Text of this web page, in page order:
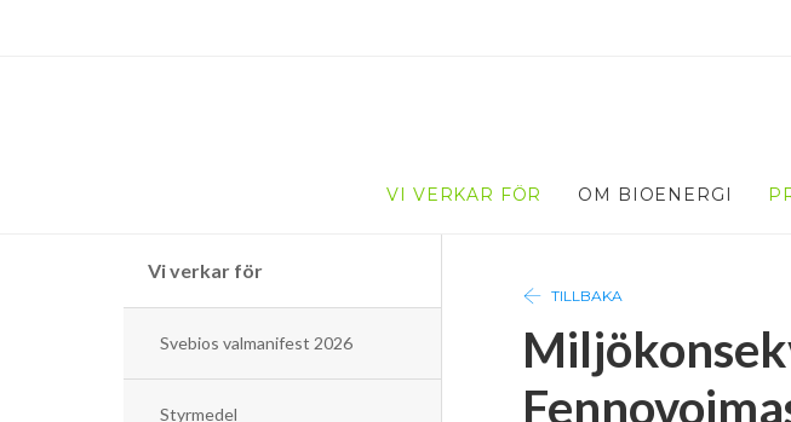
VI VERKAR FÖR OM BIOENERGI
Vi verkar för
Svebios valmanifest 2026
Styrmedel
TILLBAKA